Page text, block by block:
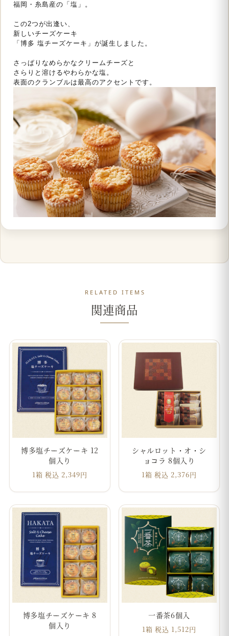
福岡・糸島産の「塩」。
この2つが出逢い、
新しいチーズケーキ
「博多 塩チーズケーキ」が誕生しました。
さっぱりなめらかなクリームチーズと
さらりと溶けるやわらかな塩。
表面のクランブルは最高のアクセントです。
RELATED ITEMS
関連商品
博多塩チーズケーキ 12
個入り
1箱 税込 2,349円
シャルロット・オ・シ
ョコラ 8個入り
1箱 税込 2,376円
博多塩チーズケーキ 8
個入り
一番茶6個入
1箱 税込 1,512円